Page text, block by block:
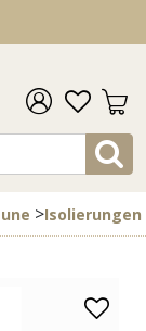
>Isolierungen